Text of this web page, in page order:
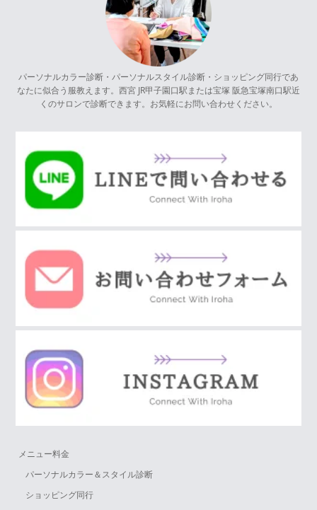
パーソナルカラー診断・パーソナルスタイル診断・ショッピング同行であ
なたに似合う服教えます。西宮 JR甲子園口駅または宝塚 阪急宝塚南口駅近
くのサロンで診断できます。お気軽にお問い合わせください。
メニュー料金
パーソナルカラー＆スタイル診断
ショッピング同行